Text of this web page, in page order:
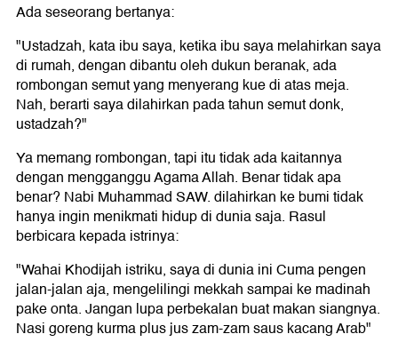
Ada seseorang bertanya:
"Ustadzah, kata ibu saya, ketika ibu saya melahirkan saya
di rumah, dengan dibantu oleh dukun beranak, ada
rombongan semut yang menyerang kue di atas meja.
Nah, berarti saya dilahirkan pada tahun semut donk,
ustadzah?"
Ya memang rombongan, tapi itu tidak ada kaitannya
dengan mengganggu Agama Allah. Benar tidak apa
benar? Nabi Muhammad SAW. dilahirkan ke bumi tidak
hanya ingin menikmati hidup di dunia saja. Rasul
berbicara kepada istrinya:
"Wahai Khodijah istriku, saya di dunia ini Cuma pengen
jalan-jalan aja, mengelilingi mekkah sampai ke madinah
pake onta. Jangan lupa perbekalan buat makan siangnya.
Nasi goreng kurma plus jus zam-zam saus kacang Arab"